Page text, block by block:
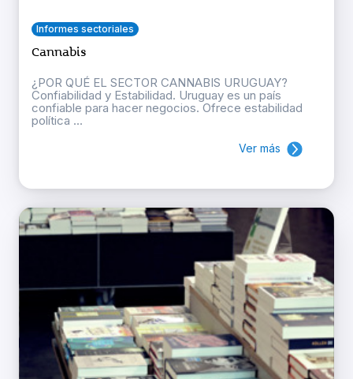
Informes sectoriales
Cannabis
¿POR QUÉ EL SECTOR CANNABIS URUGUAY?
Confiabilidad y Estabilidad. Uruguay es un país
confiable para hacer negocios. Ofrece estabilidad
política ...
Ver más